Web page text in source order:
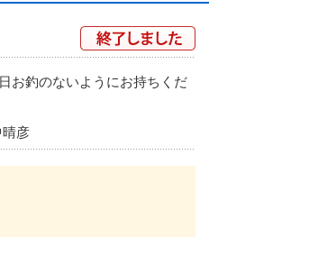
お釣のないようにお持ちくだ
彦